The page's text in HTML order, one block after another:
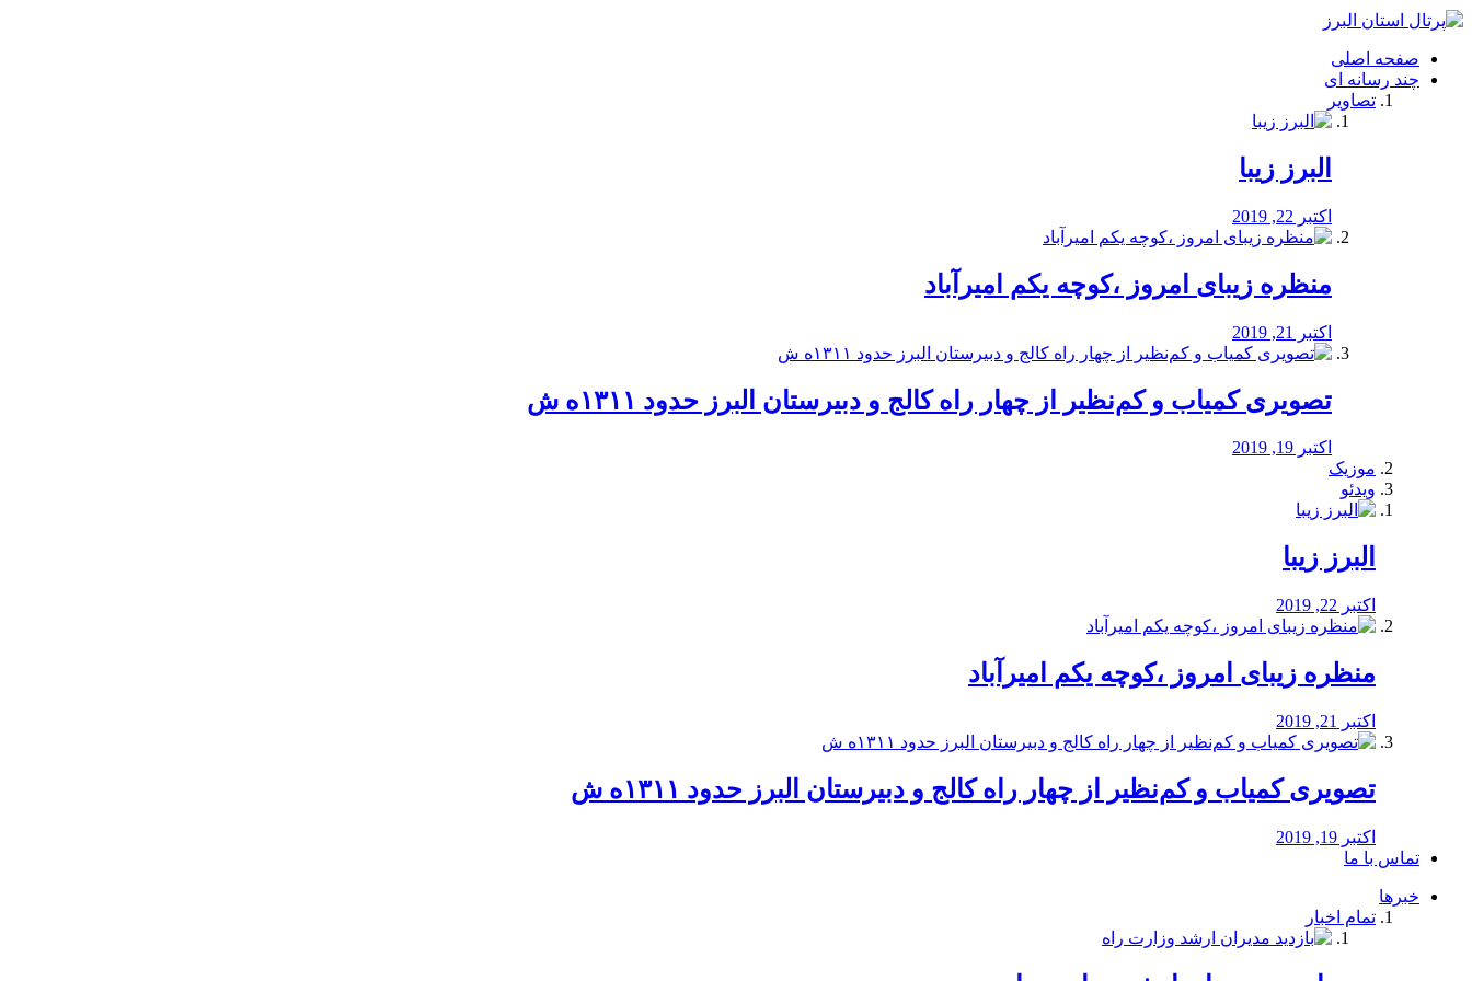
فصد
شرق
تهران
خشکشویی
صفحه اصلی
چند رسانه ای
تصاویر
البرز زیبا
اکتبر 22, 2019
منظره‌‌ زیبای امروز ،کوچه یکم امیرآباد
اکتبر 21, 2019
️تصویری کمیاب و کم‌نظیر از چهار راه كالج و دبيرستان البرز حدود ۱۳۱۱ه ش
اکتبر 19, 2019
موزیک
ویدئو
البرز زیبا
اکتبر 22, 2019
منظره‌‌ زیبای امروز ،کوچه یکم امیرآباد
اکتبر 21, 2019
️تصویری کمیاب و کم‌نظیر از چهار راه كالج و دبيرستان البرز حدود ۱۳۱۱ه ش
اکتبر 19, 2019
تماس با ما
خبرها
تمام اخبار